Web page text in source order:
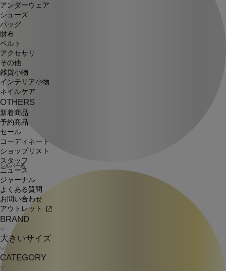
アンダーウェア
シューズ
バッグ
財布
ベルト
アクセサリ
その他
雑貨小物
インテリア小物
ネイルケア
OTHERS
新着商品
予約商品
セール
コーディネート
ショップリスト
スタッフ
ニュース
ジャーナル
よくある質問
お問い合わせ
アウトレット
BRAND
大きいサイズ
CATEGORY
シルバー系